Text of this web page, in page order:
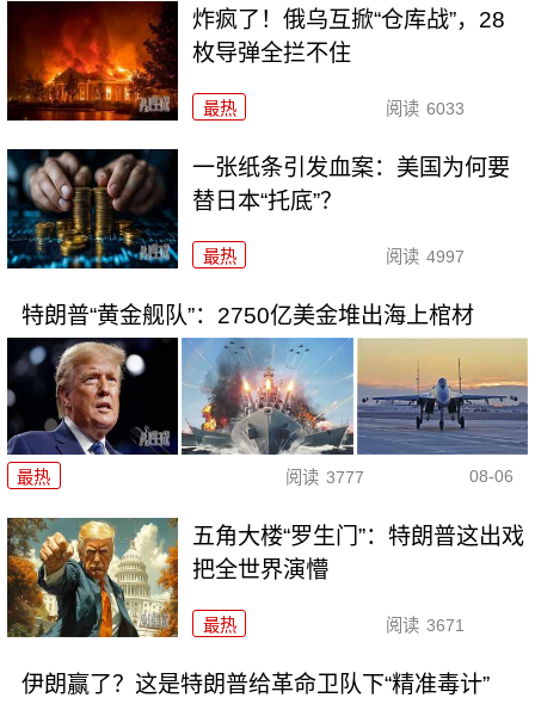
炸疯了！俄乌互掀“仓库战”，28
枚导弹全拦不住
最热 阅读 6033
一张纸条引发血案：美国为何要
替日本“托底”？
最热 阅读 4997
特朗普“黄金舰队”：2750亿美金堆出海上棺材
最热 阅读 3777 08-06
五角大楼“罗生门”：特朗普这出戏
把全世界演懵
最热 阅读 3671
伊朗赢了？这是特朗普给革命卫队下“精准毒计”